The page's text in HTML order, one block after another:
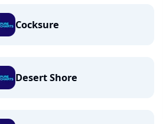
Cocksure
Desert Shore